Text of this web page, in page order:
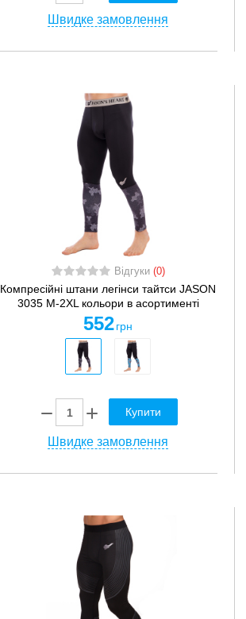
Швидке замовлення
Відгуки (0)
Компресійні штани легінси тайтси JASON
3035 M-2XL кольори в асортименті
552 грн
Купити
Швидке замовлення